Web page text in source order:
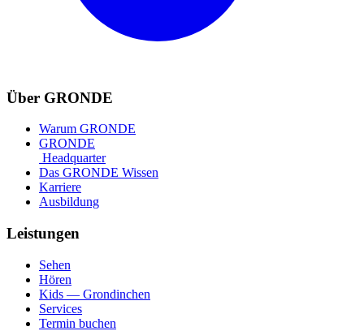
Über GRONDE
Warum GRONDE
GRONDE
Headquarter
Das GRONDE Wissen
Karriere
Ausbildung
Leistungen
Sehen
Hören
Kids — Grondinchen
Services
Termin buchen